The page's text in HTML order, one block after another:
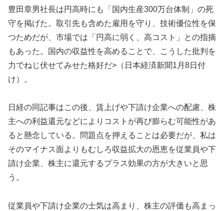
豊田章男社長は円高時にも「国内生産300万台体制」の死
守を掲げた。取引先も含めた雇用を守り、技術優位性を保
つためだが、市場では「円高に弱く、高コスト」との指摘
もあった。国内の収益性を高めることで、こうした批判を
力でねじ伏せてみせた格好だ>（日本経済新聞1月8日付
け）。
日経の同記事はこの後、賃上げや下請け企業への配慮、株
主への利益還元などによりコストが再び膨らむ可能性があ
ると懸念している。問題点を押えることは必要だが、私は
そのマイナス面よりもむしろ収益拡大の恩恵を従業員や下
請け企業、株主に還元するプラス効果の方が大きいと思
う。
従業員や下請け企業の士気は高まり、株主の評価も高まっ